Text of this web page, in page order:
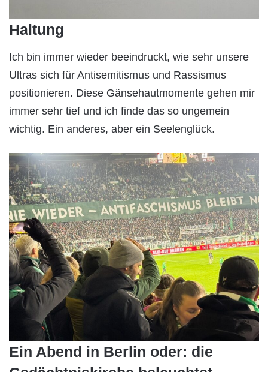
Haltung
Ich bin immer wieder beeindruckt, wie sehr unsere
Ultras sich für Antisemitismus und Rassismus
positionieren. Diese Gänsehautmomente gehen mir
immer sehr tief und ich finde das so ungemein
wichtig. Ein anderes, aber ein Seelenglück.
Ein Abend in Berlin oder: die